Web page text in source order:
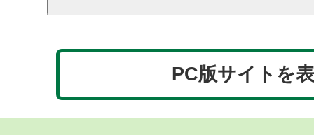
PC版サイトを